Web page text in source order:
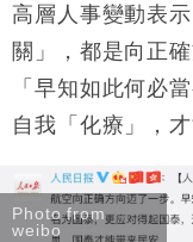
高層人事變動表
關」，都是向正
「早知如此何必
自我「化療」，才
Photo from
weibo